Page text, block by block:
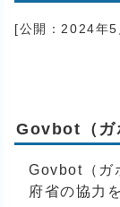
[公開：2024年5
Govbot（ガ
Govbot（ガ
府省の協力